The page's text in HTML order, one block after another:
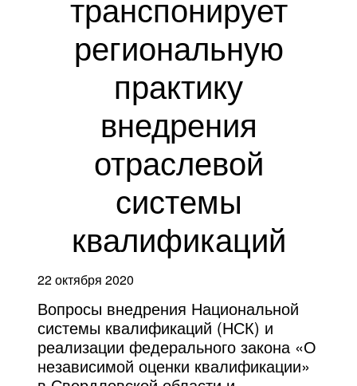
региональную
практику
внедрения
отраслевой
системы
квалификаций
22 октября 2020
Вопросы внедрения Национальной
системы квалификаций (НСК) и
реализации федерального закона «О
независимой оценки квалификации»